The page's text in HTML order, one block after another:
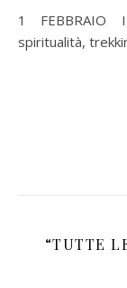
1 FEBBRAIO IL SENTIERO DELLA RINASCITA tra
spiritualità,
“TUTTE